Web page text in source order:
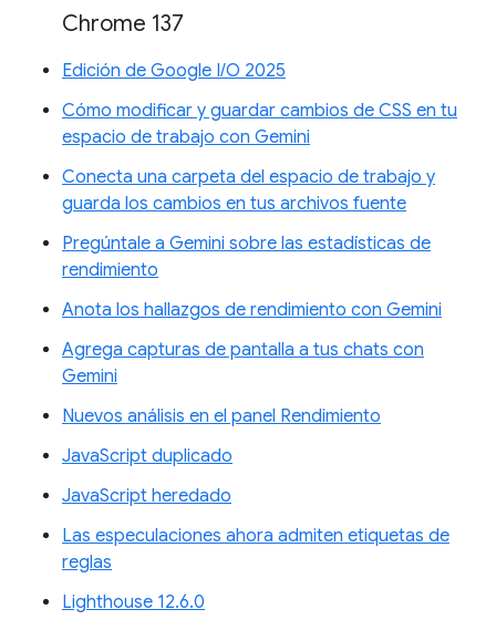
Chrome 137
Edición de Google I/O 2025
Cómo modificar y guardar cambios de CSS en tu
espacio de trabajo con Gemini
Conecta una carpeta del espacio de trabajo y
guarda los cambios en tus archivos fuente
Pregúntale a Gemini sobre las estadísticas de
rendimiento
Anota los hallazgos de rendimiento con Gemini
Agrega capturas de pantalla a tus chats con
Gemini
Nuevos análisis en el panel Rendimiento
JavaScript duplicado
JavaScript heredado
Las especulaciones ahora admiten etiquetas de
reglas
Lighthouse 12.6.0